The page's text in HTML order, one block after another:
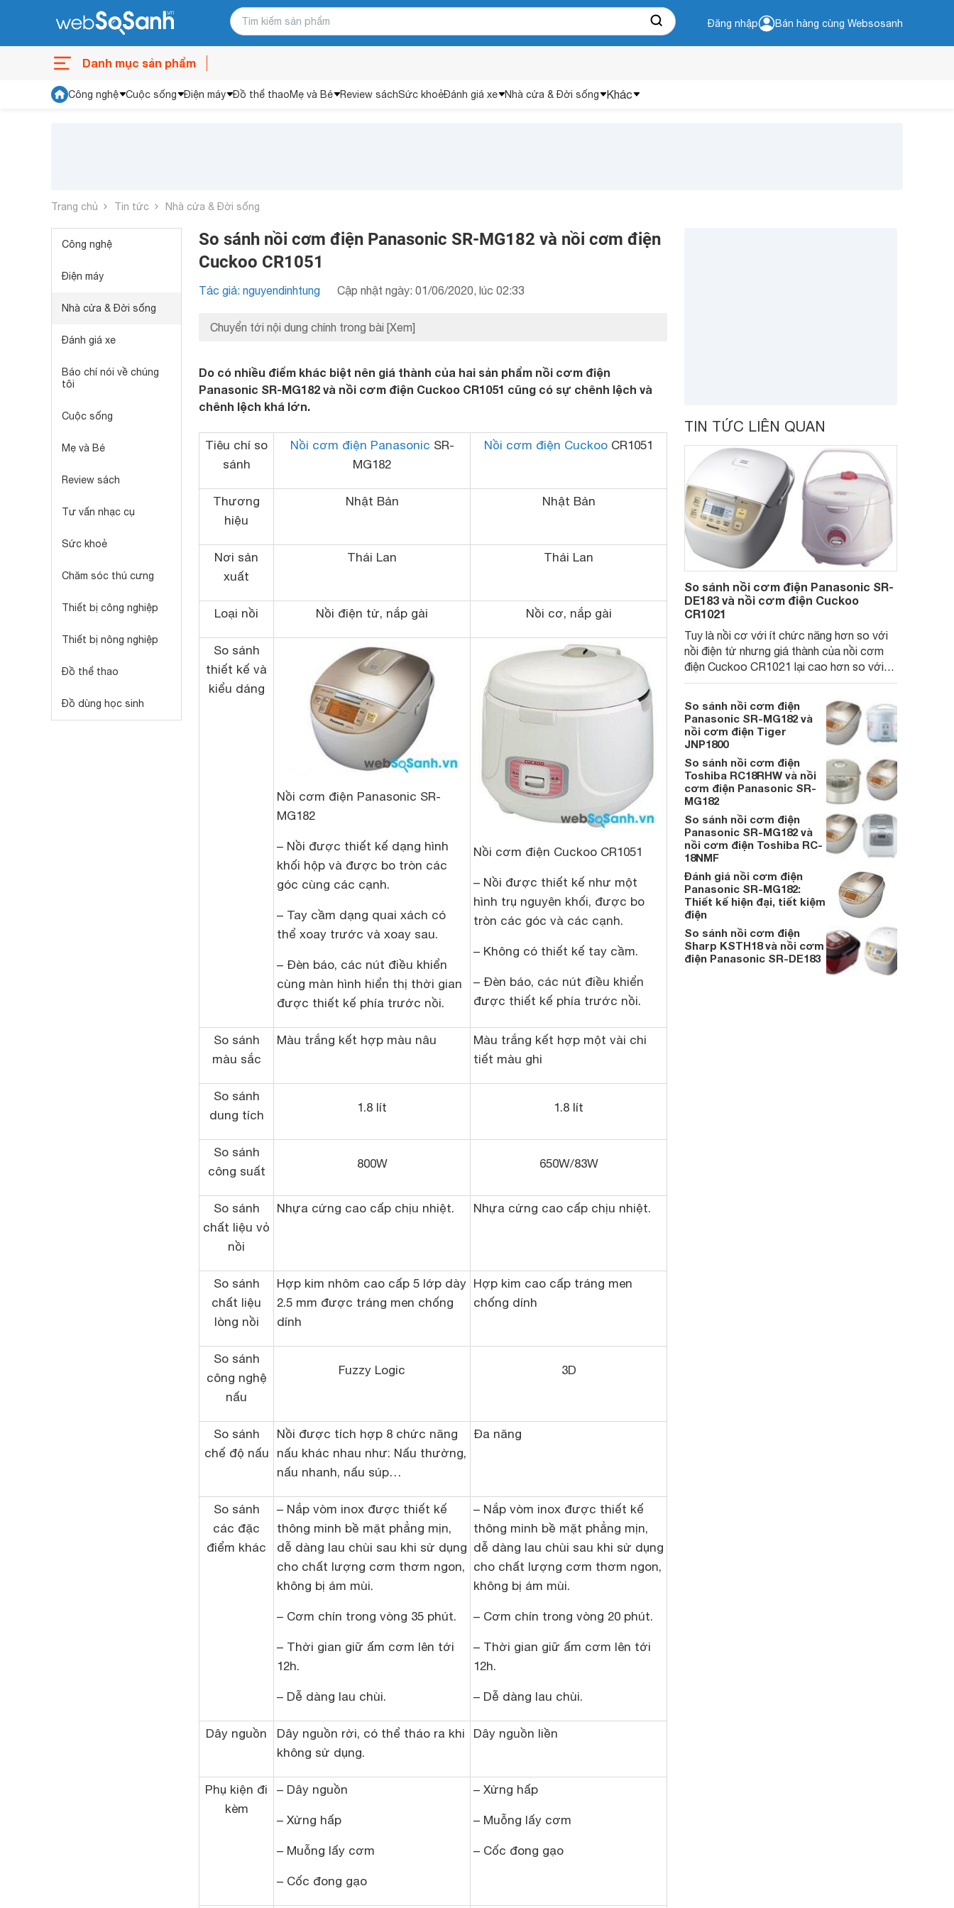
Đăng nhập Bán hàng cùng Websosanh
Danh mục sản phẩm
Công nghệ Cuộc sống Điện máy Đồ thể thaoMẹ và Bé Review sáchSức khoẻĐánh giá xe Nhà cửa & Đời sống Khác
Trang chủ Tin tức Nhà cửa & Đời sống
Công nghệ
Điện máy
Nhà cửa & Đời sống
Đánh giá xe
Báo chí nói về chúng
tôi
Cuộc sống
Mẹ và Bé
Review sách
Tư vấn nhạc cụ
Sức khoẻ
Chăm sóc thú cưng
Thiết bị công nghiệp
Thiết bị nông nghiệp
Đồ thể thao
Đồ dùng học sinh
So sánh nồi cơm điện Panasonic SR-MG182 và nồi cơm điện
Cuckoo CR1051
Tác giả: nguyendinhtung Cập nhật ngày: 01/06/2020, lúc 02:33
Chuyển tới nội dung chính trong bài [Xem]
Do có nhiều điểm khác biệt nên giá thành của hai sản phẩm nồi cơm điện
Panasonic SR-MG182 và nồi cơm điện Cuckoo CR1051 cũng có sự chênh lệch và
chênh lệch khá lớn.
Tiêu chí so
sánh
Nồi cơm điện Panasonic SR-
MG182
Nồi cơm điện Cuckoo CR1051
Thương
hiệu
Nhật Bản Nhật Bản
Nơi sản
xuất
Thái Lan Thái Lan
Loại nồi Nồi điện tử, nắp gài Nồi cơ, nắp gài
So sánh
thiết kế và
kiểu dáng
Nồi cơm điện Panasonic SR-
MG182
– Nồi được thiết kế dạng hình
khối hộp và được bo tròn các
góc cùng các cạnh.
– Tay cầm dạng quai xách có
thể xoay trước và xoay sau.
– Đèn báo, các nút điều khiển
cùng màn hình hiển thị thời gian
được thiết kế phía trước nồi.
Nồi cơm điện Cuckoo CR1051
– Nồi được thiết kế như một
hình trụ nguyên khối, được bo
tròn các góc và các cạnh.
– Không có thiết kế tay cầm.
– Đèn báo, các nút điều khiển
được thiết kế phía trước nồi.
So sánh
màu sắc
Màu trắng kết hợp màu nâu
Màu trắng kết hợp một vài chi
tiết màu ghi
So sánh
dung tích
1.8 lít 1.8 lít
So sánh
công suất
800W 650W/83W
So sánh
chất liệu vỏ
nồi
Nhựa cứng cao cấp chịu nhiệt. Nhựa cứng cao cấp chịu nhiệt.
So sánh
chất liệu
lòng nồi
Hợp kim nhôm cao cấp 5 lớp dày
2.5 mm được tráng men chống
dính
Hợp kim cao cấp tráng men
chống dính
So sánh
công nghệ
nấu
Fuzzy Logic 3D
So sánh
chế độ nấu
Nồi được tích hợp 8 chức năng
nấu khác nhau như: Nấu thường,
nấu nhanh, nấu súp…
Đa năng
So sánh
các đặc
điểm khác
– Nắp vòm inox được thiết kế
thông minh bề mặt phẳng mịn,
dễ dàng lau chùi sau khi sử dụng
cho chất lượng cơm thơm ngon,
không bị ám mùi.
– Cơm chín trong vòng 35 phút.
– Thời gian giữ ấm cơm lên tới
12h.
– Dễ dàng lau chùi.
– Nắp vòm inox được thiết kế
thông minh bề mặt phẳng mịn,
dễ dàng lau chùi sau khi sử dụng
cho chất lượng cơm thơm ngon,
không bị ám mùi.
– Cơm chín trong vòng 20 phút.
– Thời gian giữ ấm cơm lên tới
12h.
– Dễ dàng lau chùi.
Dây nguồn
Dây nguồn rời, có thể tháo ra khi
không sử dụng.
Dây nguồn liền
Phụ kiện đi
kèm
– Dây nguồn
– Xửng hấp
– Muỗng lấy cơm
– Cốc đong gạo
– Xửng hấp
– Muỗng lấy cơm
– Cốc đong gạo
TIN TỨC LIÊN QUAN
So sánh nồi cơm điện Panasonic SR-
DE183 và nồi cơm điện Cuckoo
CR1021
Tuy là nồi cơ với ít chức năng hơn so với
nồi điện tử nhưng giá thành của nồi cơm
điện Cuckoo CR1021 lại cao hơn so với
nồi cơm điện tử Panasonic SR-DE183.
So sánh nồi cơm điện
Panasonic SR-MG182 và
nồi cơm điện Tiger
JNP1800
So sánh nồi cơm điện
Toshiba RC18RHW và nồi
cơm điện Panasonic SR-
MG182
So sánh nồi cơm điện
Panasonic SR-MG182 và
nồi cơm điện Toshiba RC-
18NMF
Đánh giá nồi cơm điện
Panasonic SR-MG182:
Thiết kế hiện đại, tiết kiệm
điện
So sánh nồi cơm điện
Sharp KSTH18 và nồi cơm
điện Panasonic SR-DE183